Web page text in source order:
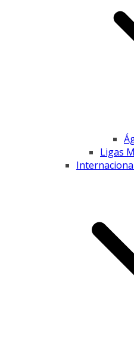
Ligas